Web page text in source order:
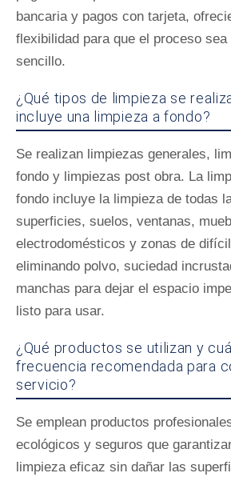
bancaria y pagos con tarjeta,
flexibilidad para que el proceso sea
sencillo.
¿Qué tipos de limpieza se
incluye una limpieza a fondo?
Se realizan limpiezas generales,
fondo y limpiezas post obra. La
fondo incluye la limpieza de todas
superficies, suelos, ventanas,
electrodomésticos y zonas de
eliminando polvo, suciedad
manchas para dejar el espacio
listo para usar.
¿Qué productos se utilizan y
frecuencia recomendada para
servicio?
Se emplean productos
ecológicos y seguros que
limpieza eficaz sin dañar las